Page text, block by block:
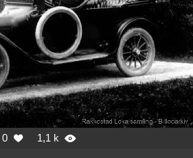
0  1,1 k 